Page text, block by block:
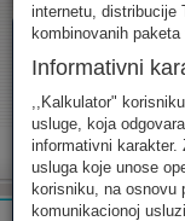
Tarifni
Odaberite usluge
izaberite za
internetu, distribucije
kombinovanih
Informativni
,,Kalkulator"
usluge, koja
informativni karakter.
usluga koje unose
korisniku, na osnovu
komunikacionoj